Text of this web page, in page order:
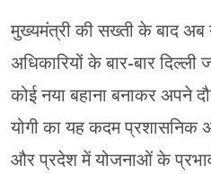
मुख्यमंत्री की सख्ती के बाद अब
अधिकारियों के बार-बार
कोई नया बहाना बनाकर अपने
योगी का यह कदम
और प्रदेश में योजनाओं के